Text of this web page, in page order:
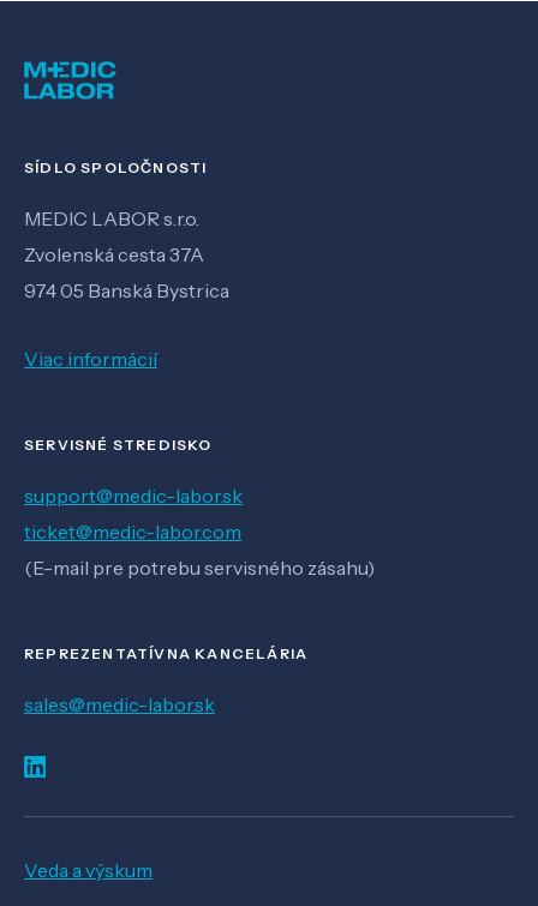
SÍDLO SPOLOČNOSTI
MEDIC LABOR s.r.o.
Zvolenská cesta 37A
974 05 Banská Bystrica
Viac informácií
SERVISNÉ STREDISKO
support@medic-labor.sk
ticket@medic-labor.com
(E-mail pre potrebu servisného zásahu)
REPREZENTATÍVNA KANCELÁRIA
sales@medic-labor.sk
Veda a výskum